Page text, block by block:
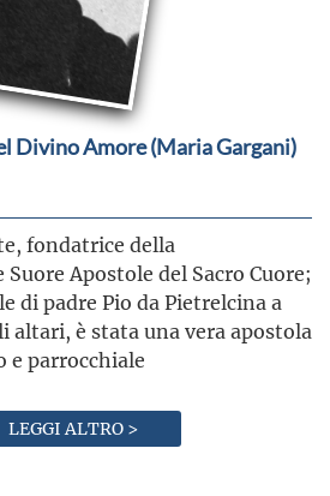
Divino Amore (Maria Gargani)
fondatrice della
Apostole del Sacro Cuore;
di padre Pio da Pietrelcina a
altari, è stata una vera apostola
e parrocchiale
LEGGI ALTRO >